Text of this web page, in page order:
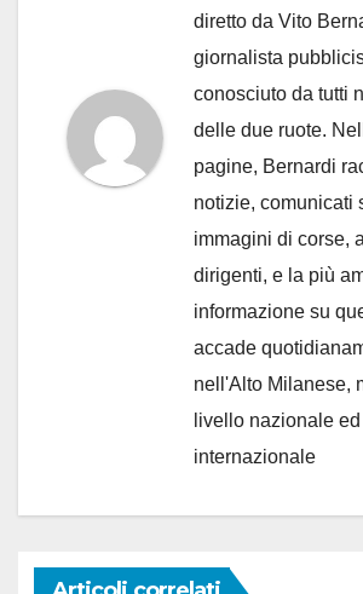
diretto da Vito
giornalista
conosciuto da tutti
delle due ruote.
pagine, Bernardi
notizie, comunicati
immagini di corse,
dirigenti, e la più
informazione su
accade
nell'Alto Milanese,
livello nazionale ed
internazionale